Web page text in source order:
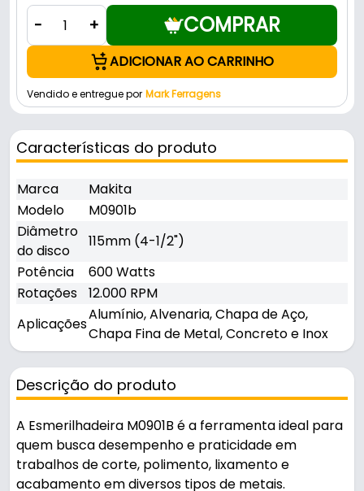
- + COMPRAR
ADICIONAR AO CARRINHO
Vendido e entregue por Mark Ferragens
Características do produto
Marca
Makita
Modelo
M0901b
Diâmetro
do disco
115mm (4-1/2")
Potência
600 Watts
Rotações
12.000 RPM
Aplicações
Alumínio, Alvenaria, Chapa de Aço,
Chapa Fina de Metal, Concreto e Inox
Descrição do produto
A Esmerilhadeira M0901B é a ferramenta ideal para
quem busca desempenho e praticidade em
trabalhos de corte, polimento, lixamento e
acabamento em diversos tipos de metais.